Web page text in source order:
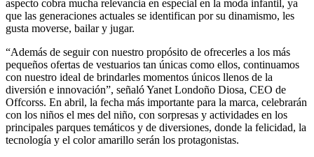
aspecto cobra mucha relevancia en especial en la moda infantil, ya
que las generaciones actuales se identifican por su dinamismo, les
gusta moverse, bailar y jugar.
“Además de seguir con nuestro propósito de ofrecerles a los más
pequeños ofertas de vestuarios tan únicas como ellos, continuamos
con nuestro ideal de brindarles momentos únicos llenos de la
diversión e innovación”, señaló Yanet Londoño Diosa, CEO de
Offcorss. En abril, la fecha más importante para la marca, celebrarán
con los niños el mes del niño, con sorpresas y actividades en los
principales parques temáticos y de diversiones, donde la felicidad, la
tecnología y el color amarillo serán los protagonistas.